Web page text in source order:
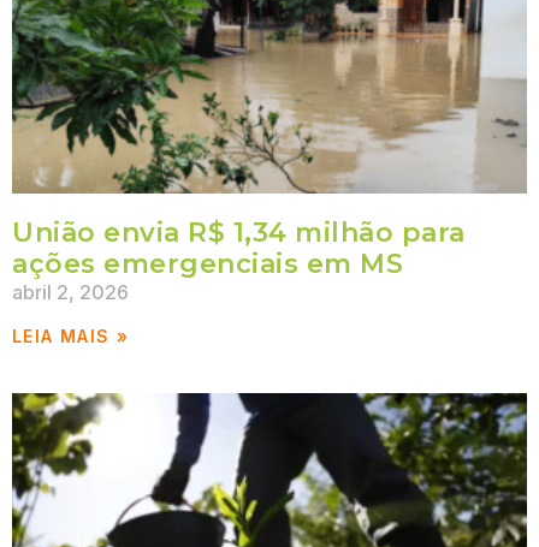
União envia R$ 1,34 milhão para
ações emergenciais em MS
abril 2, 2026
LEIA MAIS »